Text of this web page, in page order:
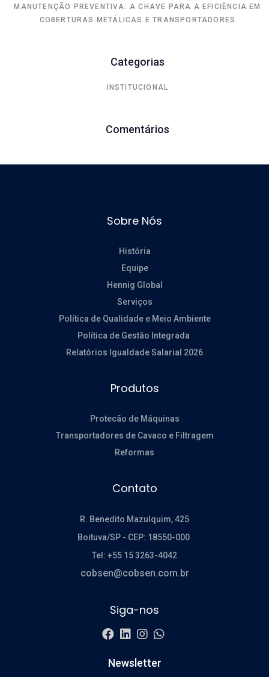
MANUTENÇÃO PREVENTIVA: A CHAVE PARA A EFICIÊNCIA EM
COBERTURAS METÁLICAS E TRANSPORTADORES
Categorias
INSTITUCIONAL
Comentários
Sobre Nós
História
Equipe
Hennig Global
Serviços
Política de Qualidade e Meio Ambiente
Política de Gestão Integrada
Relatórios Igualdade Salarial 2026
Produtos
Protecão de Máquinas
Transportadores de Cavaco e Filtragem
Reformas
Contato
R. Benedito Mazulquim, 425
Boituva/SP - CEP: 18550-000
Tel: +55 15 3263-4042
cobsen@cobsen.com.br
Siga-nos
Newsletter